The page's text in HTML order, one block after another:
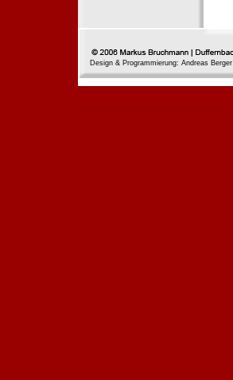
Design & Programmierung: Andreas Berger